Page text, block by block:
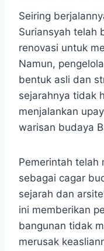
Seiring
Suriansyah telah
renovasi untuk
Namun,
bentuk asli dan
sejarahnya tidak
menjalankan
warisan budaya
Pemerintah telah
sebagai cagar
sejarah dan
ini memberikan
bangunan tidak
merusak